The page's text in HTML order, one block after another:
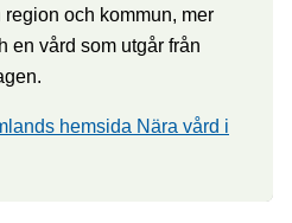
och kommun, mer
en vård som utgår från
hemsida Nära vård i